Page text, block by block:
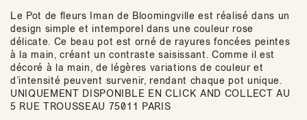
Le Pot de fleurs Iman de Bloomingville est réalisé dans un
design simple et intemporel dans une couleur rose
délicate. Ce beau pot est orné de rayures foncées peintes
à la main, créant un contraste saisissant. Comme il est
décoré à la main, de légères variations de couleur et
d’intensité peuvent survenir, rendant chaque pot unique.
UNIQUEMENT DISPONIBLE EN CLICK AND COLLECT AU
5 RUE TROUSSEAU 75011 PARIS